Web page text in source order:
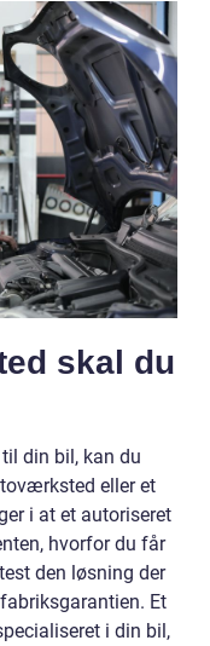
skal du
din bil, kan du
eller et
i at et autoriseret
hvorfor du får
den løsning der
Et
i din bil,